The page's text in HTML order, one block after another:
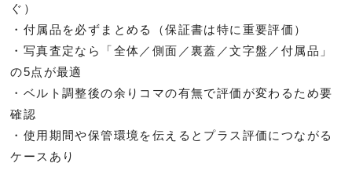
ぐ）
・付属品を必ずまとめる（保証書は特に重要評価）
・写真査定なら「全体／側面／裏蓋／文字盤／付属品」
の5点が最適
・ベルト調整後の余りコマの有無で評価が変わるため要
確認
・使用期間や保管環境を伝えるとプラス評価につながる
ケースあり